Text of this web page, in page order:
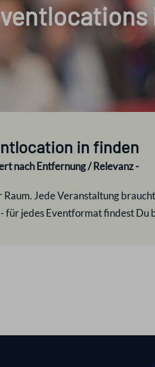
in finden
nach Entfernung / Relevanz -
Jede Veranstaltung
für jedes Eventformat findest Du